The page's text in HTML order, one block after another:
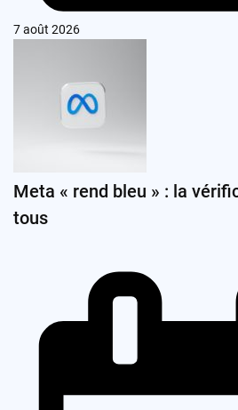
7 août 2026
Meta « rend bleu » : la
tous